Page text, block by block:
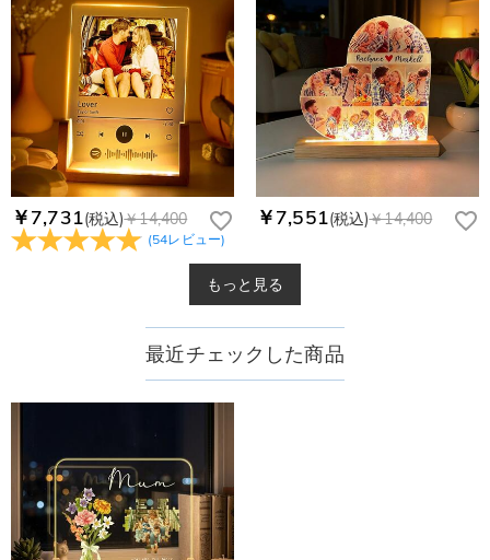
￥7,731(税込)￥14,400
(54レビュー)
￥7,551(税込)￥14,400
もっと見る
最近チェックした商品